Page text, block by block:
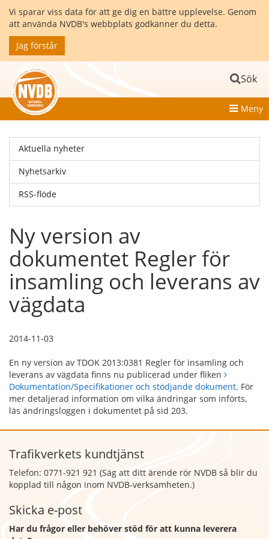
Vi sparar viss data för att ge dig en bättre upplevelse. Genom
att använda NVDB's webbplats godkänner du detta.
Jag förstår
Sök
Meny
Aktuella nyheter
Nyhetsarkiv
RSS-flöde
Ny version av
dokumentet Regler för
insamling och leverans av
vägdata
2014-11-03
En ny version av TDOK 2013:0381 Regler för insamling och
leverans av vägdata finns nu publicerad under fliken
Dokumentation/Specifikationer och stödjande dokument. För
mer detaljerad information om vilka ändringar som införts,
läs ändringsloggen i dokumentet på sid 203.
Trafikverkets kundtjänst
Telefon: 0771-921 921 (Säg att ditt ärende rör NVDB så blir du
kopplad till någon inom NVDB-verksamheten.)
Skicka e-post
Har du frågor eller behöver stöd för att kunna leverera